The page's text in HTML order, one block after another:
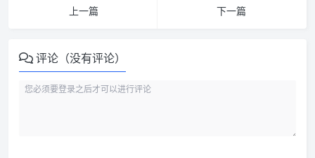
上一篇
下一篇
评论（没有评论）